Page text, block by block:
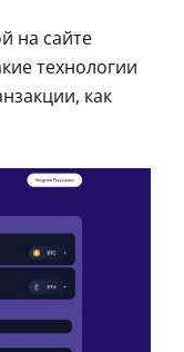
на сайте
технологии
как